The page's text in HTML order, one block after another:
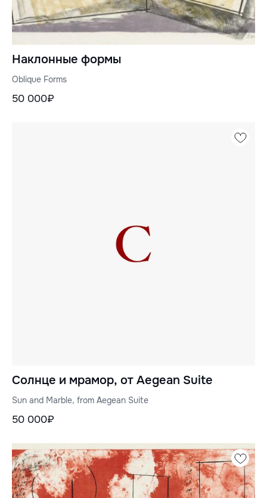
Наклонные формы
Oblique Forms
50 000₽
Солнце и мрамор, от Aegean Suite
Sun and Marble, from Aegean Suite
50 000₽